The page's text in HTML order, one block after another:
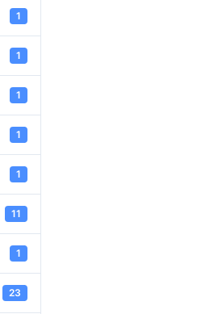
1
1
1
1
1
11
1
23